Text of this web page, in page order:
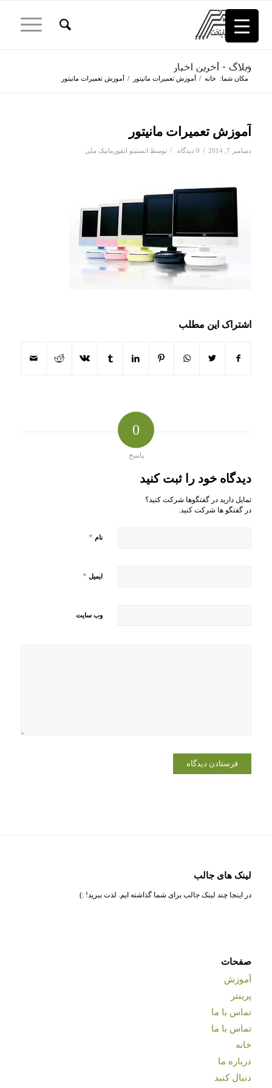
وبلاگ - آخرین اخبار
مکان شما: خانه / آموزش تعمیرات مانیتور / آموزش تعمیرات مانیتور
آموزش تعمیرات مانیتور
دسامبر 7, 2014 / 0 دیدگاه / توسط انستیتو انفورماتیک ملی
اشتراک این مطلب
0
پاسخ
دیدگاه خود را ثبت کنید
تمایل دارید در گفتگوها شرکت کنید؟
در گفتگو ها شرکت کنید.
نام *
ایمیل *
وب‌ سایت
لینک های جالب
در اینجا چند لینک جالب برای شما گذاشته ایم. لذت ببرید! :)
صفحات
آموزش
پرینتر
تماس با ما
تماس با ما
خانه
درباره ما
دنبال کنید